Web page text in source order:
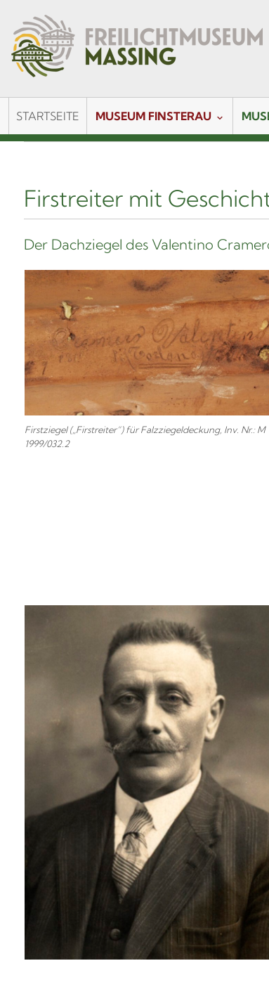
STARTSEITE MUSEUM FINSTERAU
Firstreiter mit
Der Dachziegel des Valentino
Firstziegel („Firstreiter“) für Falzziegeldeckung, Inv. Nr.: M
1999/032.2